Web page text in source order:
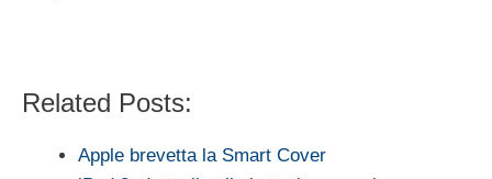
Related Posts:
Apple brevetta la Smart Cover